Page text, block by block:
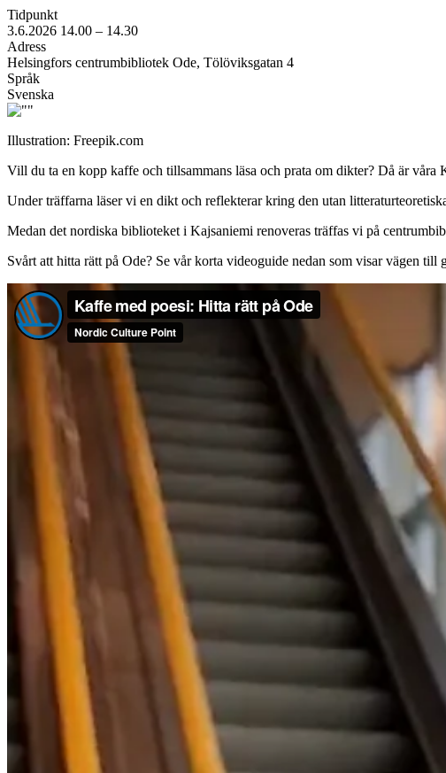
Tidpunkt
3.6.2026 14.00 – 14.30
Adress
Helsingfors centrumbibliotek Ode, Tölöviksgatan 4
Språk
Svenska
Illustration: Freepik.com
Vill du ta en kopp kaffe och tillsammans läsa och prata om dikter? Då är våra
Under träffarna läser vi en dikt och reflekterar kring den utan
Medan det nordiska biblioteket i Kajsaniemi renoveras träffas vi på
Svårt att hitta rätt på Ode? Se vår korta videoguide nedan som visar vägen till